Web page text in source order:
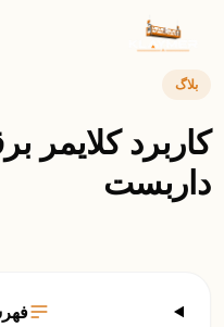
بلاگ
کاربرد کلایمر
داربست